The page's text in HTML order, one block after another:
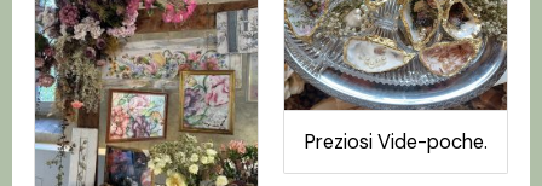
Preziosi Vide-poche.